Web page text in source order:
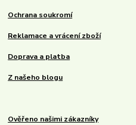
Ochrana soukromí
Reklamace a vrácení zboží
Doprava a platba
Z našeho blogu
Ověřeno našimi zákazníky